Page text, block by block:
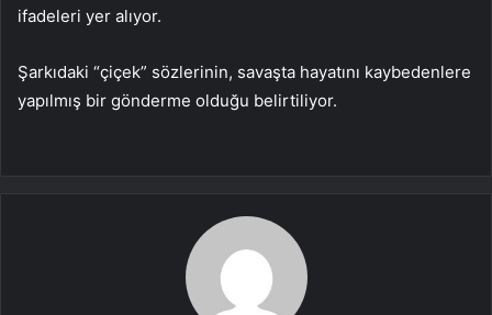
ifadeleri yer alıyor.
Şarkıdaki “çiçek” sözlerinin, savaşta hayatını kaybedenlere
yapılmış bir gönderme olduğu belirtiliyor.